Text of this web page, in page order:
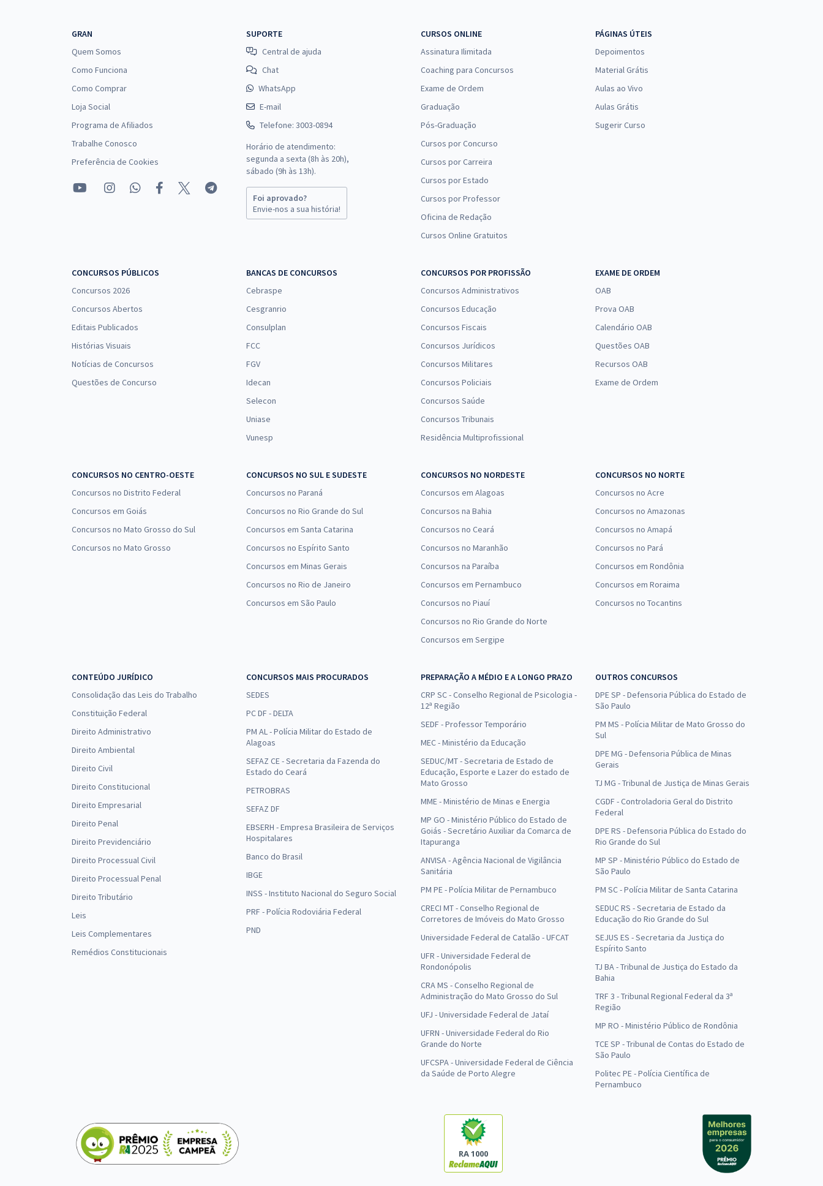
GRAN
Quem Somos
Como Funciona
Como Comprar
Loja Social
Programa de Afiliados
Trabalhe Conosco
Preferência de Cookies
SUPORTE
Central de ajuda
Chat
WhatsApp
E-mail
Telefone: 3003-0894
Horário de atendimento:
segunda a sexta (8h às 20h),
sábado (9h às 13h).
Foi aprovado?
Envie-nos a sua história!
CURSOS ONLINE
Assinatura Ilimitada
Coaching para Concursos
Exame de Ordem
Graduação
Pós-Graduação
Cursos por Concurso
Cursos por Carreira
Cursos por Estado
Cursos por Professor
Oficina de Redação
Cursos Online Gratuitos
PÁGINAS ÚTEIS
Depoimentos
Material Grátis
Aulas ao Vivo
Aulas Grátis
Sugerir Curso
CONCURSOS PÚBLICOS
Concursos 2026
Concursos Abertos
Editais Publicados
Histórias Visuais
Notícias de Concursos
Questões de Concurso
BANCAS DE CONCURSOS
Cebraspe
Cesgranrio
Consulplan
FCC
FGV
Idecan
Selecon
Uniase
Vunesp
CONCURSOS POR PROFISSÃO
Concursos Administrativos
Concursos Educação
Concursos Fiscais
Concursos Jurídicos
Concursos Militares
Concursos Policiais
Concursos Saúde
Concursos Tribunais
Residência Multiprofissional
EXAME DE ORDEM
OAB
Prova OAB
Calendário OAB
Questões OAB
Recursos OAB
Exame de Ordem
CONCURSOS NO CENTRO-OESTE
Concursos no Distrito Federal
Concursos em Goiás
Concursos no Mato Grosso do Sul
Concursos no Mato Grosso
CONCURSOS NO SUL E SUDESTE
Concursos no Paraná
Concursos no Rio Grande do Sul
Concursos em Santa Catarina
Concursos no Espírito Santo
Concursos em Minas Gerais
Concursos no Rio de Janeiro
Concursos em São Paulo
CONCURSOS NO NORDESTE
Concursos em Alagoas
Concursos na Bahia
Concursos no Ceará
Concursos no Maranhão
Concursos na Paraíba
Concursos em Pernambuco
Concursos no Piauí
Concursos no Rio Grande do Norte
Concursos em Sergipe
CONCURSOS NO NORTE
Concursos no Acre
Concursos no Amazonas
Concursos no Amapá
Concursos no Pará
Concursos em Rondônia
Concursos em Roraima
Concursos no Tocantins
CONTEÚDO JURÍDICO
Consolidação das Leis do Trabalho
Constituição Federal
Direito Administrativo
Direito Ambiental
Direito Civil
Direito Constitucional
Direito Empresarial
Direito Penal
Direito Previdenciário
Direito Processual Civil
Direito Processual Penal
Direito Tributário
Leis
Leis Complementares
Remédios Constitucionais
CONCURSOS MAIS PROCURADOS
SEDES
PC DF - DELTA
PM AL - Polícia Militar do Estado de
Alagoas
SEFAZ CE - Secretaria da Fazenda do
Estado do Ceará
PETROBRAS
SEFAZ DF
EBSERH - Empresa Brasileira de Serviços
Hospitalares
Banco do Brasil
IBGE
INSS - Instituto Nacional do Seguro Social
PRF - Polícia Rodoviária Federal
PND
PREPARAÇÃO A MÉDIO E A LONGO PRAZO
CRP SC - Conselho Regional de Psicologia -
12ª Região
SEDF - Professor Temporário
MEC - Ministério da Educação
SEDUC/MT - Secretaria de Estado de
Educação, Esporte e Lazer do estado de
Mato Grosso
MME - Ministério de Minas e Energia
MP GO - Ministério Público do Estado de
Goiás - Secretário Auxiliar da Comarca de
Itapuranga
ANVISA - Agência Nacional de Vigilância
Sanitária
PM PE - Polícia Militar de Pernambuco
CRECI MT - Conselho Regional de
Corretores de Imóveis do Mato Grosso
Universidade Federal de Catalão - UFCAT
UFR - Universidade Federal de
Rondonópolis
CRA MS - Conselho Regional de
Administração do Mato Grosso do Sul
UFJ - Universidade Federal de Jataí
UFRN - Universidade Federal do Rio
Grande do Norte
UFCSPA - Universidade Federal de Ciência
da Saúde de Porto Alegre
OUTROS CONCURSOS
DPE SP - Defensoria Pública do Estado de
São Paulo
PM MS - Polícia Militar de Mato Grosso do
Sul
DPE MG - Defensoria Pública de Minas
Gerais
TJ MG - Tribunal de Justiça de Minas Gerais
CGDF - Controladoria Geral do Distrito
Federal
DPE RS - Defensoria Pública do Estado do
Rio Grande do Sul
MP SP - Ministério Público do Estado de
São Paulo
PM SC - Polícia Militar de Santa Catarina
SEDUC RS - Secretaria de Estado da
Educação do Rio Grande do Sul
SEJUS ES - Secretaria da Justiça do
Espírito Santo
TJ BA - Tribunal de Justiça do Estado da
Bahia
TRF 3 - Tribunal Regional Federal da 3ª
Região
MP RO - Ministério Público de Rondônia
TCE SP - Tribunal de Contas do Estado de
São Paulo
Politec PE - Polícia Científica de
Pernambuco
RA 1000